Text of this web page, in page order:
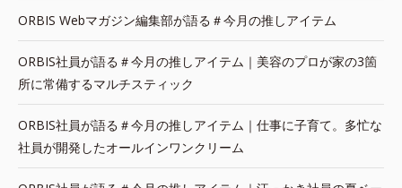
ORBIS Webマガジン編集部が語る＃今月の推しアイテム
ORBIS社員が語る＃今月の推しアイテム｜美容のプロが家の3箇
所に常備するマルチスティック
ORBIS社員が語る＃今月の推しアイテム｜仕事に子育て。多忙な
社員が開発したオールインワンクリーム